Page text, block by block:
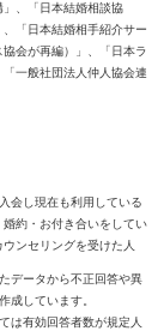
」、「日本結婚相談協
「日本結婚相手紹介サー
会が再編）」、「日本ラ
一般社団法人仲人協会連
会し現在も利用している
約・お付き合いをしてい
ンセリングを受けた人
データから不正回答や異
成しています。
は有効回答者数が規定人